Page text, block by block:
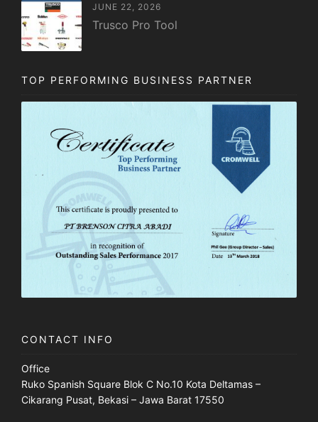
JUNE 22, 2026
Trusco Pro Tool
TOP PERFORMING BUSINESS PARTNER
CONTACT INFO
Office
Ruko Spanish Square Blok C No.10 Kota Deltamas –
Cikarang Pusat, Bekasi – Jawa Barat 17550